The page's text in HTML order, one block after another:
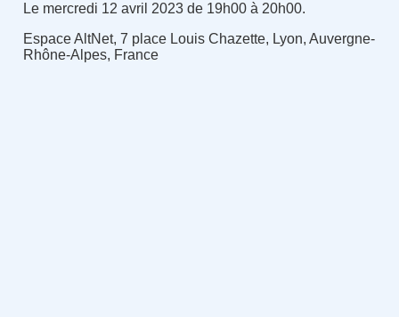
Le mercredi 12 avril 2023 de 19h00 à 20h00.
Espace AltNet, 7 place Louis Chazette, Lyon, Auvergne-
Rhône-Alpes, France